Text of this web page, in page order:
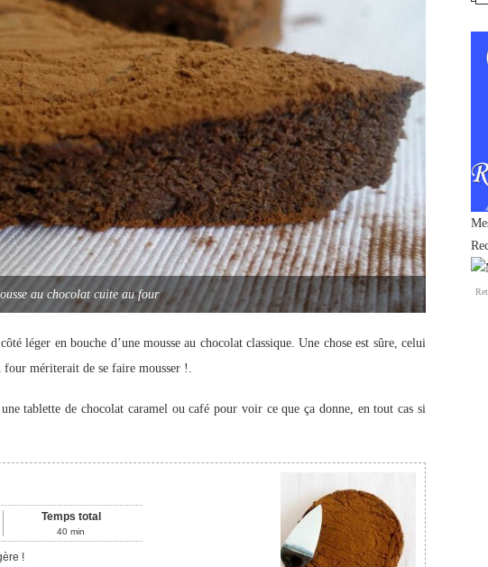
au chocolat cuite au four
léger en bouche d’une mousse au chocolat classique. Une chose est sûre, celui
four mériterait de se faire mousser !.
tablette de chocolat caramel ou café pour voir ce que ça donne, en tout cas si
Temps total
40 min
!